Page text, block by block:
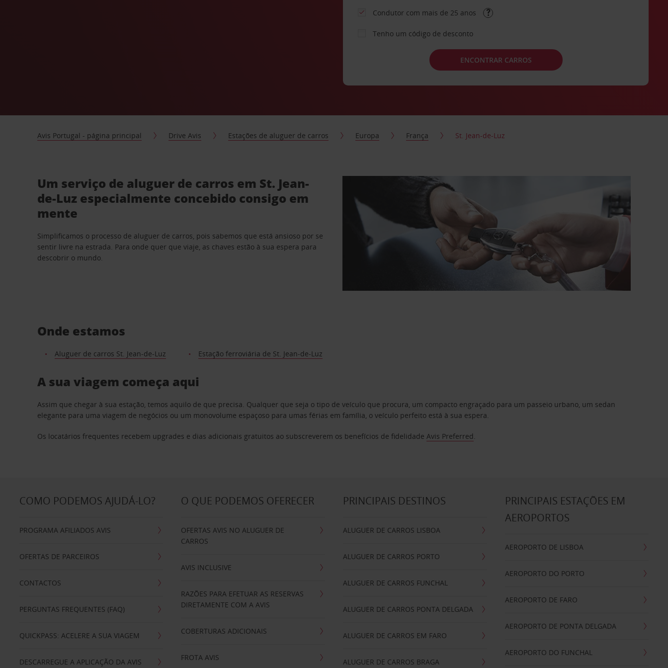
Condutor com mais de 25 anos
Tenho um código de desconto
ENCONTRAR CARROS
Avis Portugal - página principal Drive Avis Estações de aluguer de carros Europa França St. Jean-de-Luz
Um serviço de aluguer de carros em St. Jean-
de-Luz especialmente concebido consigo em
mente
Simplificamos o processo de aluguer de carros, pois sabemos que está ansioso por se
sentir livre na estrada. Para onde quer que viaje, as chaves estão à sua espera para
descobrir o mundo.
Onde estamos
Aluguer de carros St. Jean-de-Luz Estação ferroviária de St. Jean-de-Luz
A sua viagem começa aqui
Assim que chegar à sua estação, temos aquilo de que precisa. Qualquer que seja o tipo de veículo que procura, um compacto engraçado para um passeio urbano, um sedan
elegante para uma viagem de negócios ou um monovolume espaçoso para umas férias em família, o veículo perfeito está à sua espera.
Os locatários frequentes recebem upgrades e dias adicionais gratuitos ao subscreverem os benefícios de fidelidadeAvis Preferred.
COMO PODEMOS AJUDÁ-LO?
PROGRAMA AFILIADOS AVIS
OFERTAS DE PARCEIROS
CONTACTOS
PERGUNTAS FREQUENTES (FAQ)
QUICKPASS: ACELERE A SUA VIAGEM
DESCARREGUE A APLICAÇÃO DA AVIS
O QUE PODEMOS OFERECER
OFERTAS AVIS NO ALUGUER DE
CARROS
AVIS INCLUSIVE
RAZÕES PARA EFETUAR AS RESERVAS
DIRETAMENTE COM A AVIS
COBERTURAS ADICIONAIS
FROTA AVIS
PRINCIPAIS DESTINOS
ALUGUER DE CARROS LISBOA
ALUGUER DE CARROS PORTO
ALUGUER DE CARROS FUNCHAL
ALUGUER DE CARROS PONTA DELGADA
ALUGUER DE CARROS EM FARO
ALUGUER DE CARROS BRAGA
PRINCIPAIS ESTAÇÕES EM
AEROPORTOS
AEROPORTO DE LISBOA
AEROPORTO DO PORTO
AEROPORTO DE FARO
AEROPORTO DE PONTA DELGADA
AEROPORTO DO FUNCHAL